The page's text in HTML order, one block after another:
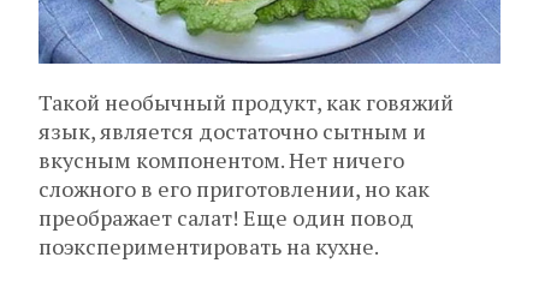
Такой необычный продукт, как говяжий
язык, является достаточно сытным и
вкусным компонентом. Нет ничего
сложного в его приготовлении, но как
преображает салат! Еще один повод
поэкспериментировать на кухне.